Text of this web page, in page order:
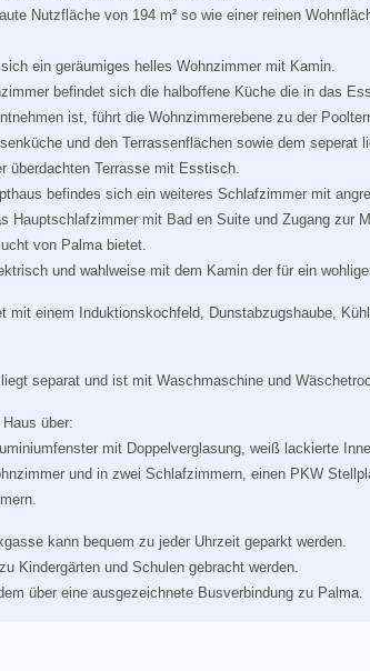
Nutzfläche von 194 m² so wie einer reinen
ein geräumiges helles Wohnzimmer mit Kamin.
befindet sich die halboffene Küche die in das
ist, führt die Wohnzimmerebene zu der
und den Terrassenflächen sowie dem seperat
überdachten Terrasse mit Esstisch.
befindes sich ein weiteres Schlafzimmer mit
Hauptschlafzimmer mit Bad en Suite und Zugang zur
von Palma bietet.
und wahlweise mit dem Kamin der für ein
mit einem Induktionskochfeld, Dunstabzugshaube,
separat und ist mit Waschmaschine und
über:
mit Doppelverglasung, weiß lackierte
und in zwei Schlafzimmern, einen PKW
kann bequem zu jeder Uhrzeit geparkt werden.
Kindergärten und Schulen gebracht werden.
über eine ausgezeichnete Busverbindung zu Palma.